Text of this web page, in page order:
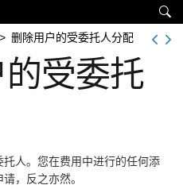

> 删除用户的受委托人分配
受委托
人。您在费用中进行的任何添
，反之亦然。